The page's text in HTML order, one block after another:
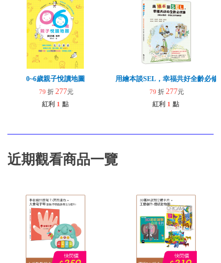
0~6歲親子悅讀地圖
79 折 277元
紅利 1 點
用繪本談SEL，幸福共好全齡必修
79 折 277元
紅利 1 點
近期觀看商品一覽